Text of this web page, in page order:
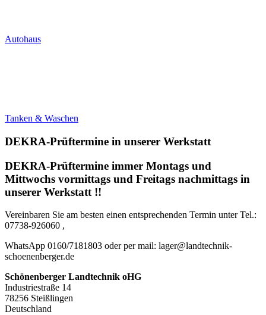
Autohaus
Tanken & Waschen
DEKRA-Prüftermine in unserer Werkstatt
DEKRA-Prüftermine immer Montags und
Mittwochs vormittags und Freitags nachmittags in
unserer Werkstatt !!
Vereinbaren Sie am besten einen entsprechenden Termin unter Tel.:
07738-926060 ,
WhatsApp 0160/7181803 oder per mail: lager@landtechnik-
schoenenberger.de
Schönenberger Landtechnik oHG
Industriestraße 14
78256 Steißlingen
Deutschland